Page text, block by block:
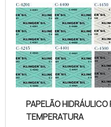
temperatura, com
da kaelved obterá
benefício com
especializada.UM
SOBRE
TEMPERA...
PAPELÃO HIDRÁULICO
TEMPERATURA